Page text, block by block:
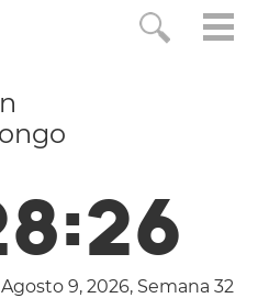
8:27
9, 2026, Semana 32